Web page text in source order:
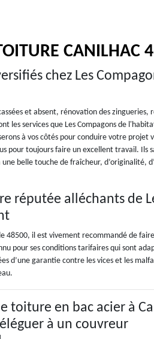
CANILHAC
chez Les
et absent, rénovation des zingueries,
services que Les Compagons de
à vos côtés pour conduire votre projet
pour toujours faire un excellent travail. Ils
belle touche de fraîcheur, d’originalité,
réputée alléchants de
48500, il est vivement recommandé de
pour ses conditions tarifaires qui sont
d’une garantie contre les vices et les
toiture en bac acier à
à un couvreur